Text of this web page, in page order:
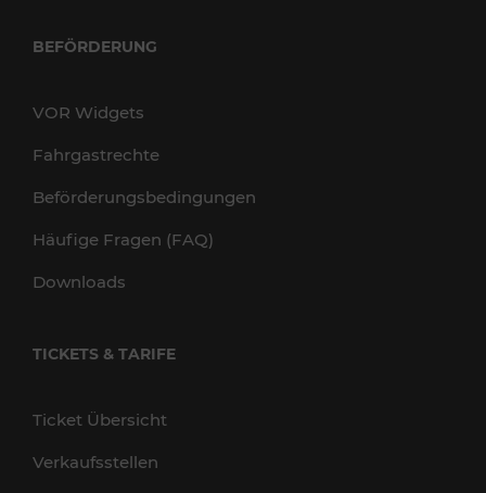
BEFÖRDERUNG
VOR Widgets
Fahrgastrechte
Beförderungsbedingungen
Häufige Fragen (FAQ)
Downloads
TICKETS & TARIFE
Ticket Übersicht
Verkaufsstellen